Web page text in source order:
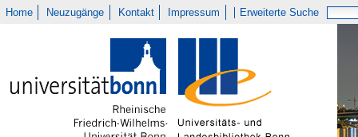
Home Neuzugänge Kontakt Impressum Erweiterte Suche